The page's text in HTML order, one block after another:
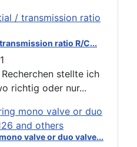
ratio R/C...
stellte ich
richtig oder nur...
valve or duo valve...